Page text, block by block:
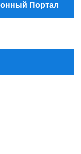
Портал